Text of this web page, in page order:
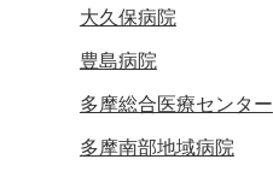
大久保病院
豊島病院
多摩総合医療センター
多摩南部地域病院